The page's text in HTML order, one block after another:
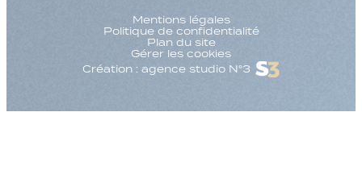
Mentions légales
Politique de confidentialité
Plan du site
Gérer les cookies
Création : agence studio N°3